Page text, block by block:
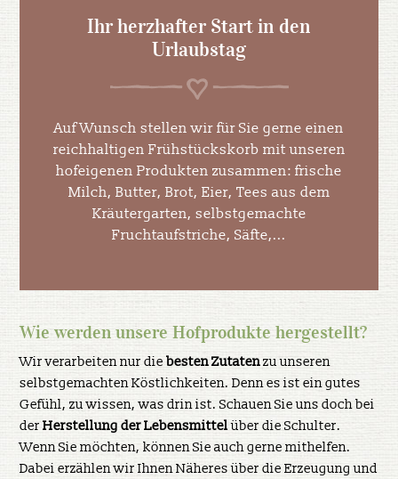
Ihr herzhafter Start in den
Urlaubstag
Auf Wunsch stellen wir für Sie gerne einen
reichhaltigen Frühstückskorb mit unseren
hofeigenen Produkten zusammen: frische
Milch, Butter, Brot, Eier, Tees aus dem
Kräutergarten, selbstgemachte
Fruchtaufstriche, Säfte,...
Wie werden unsere Hofprodukte hergestellt?
Wir verarbeiten nur diebesten Zutatenzu unseren
selbstgemachten Köstlichkeiten. Denn es ist ein gutes
Gefühl, zu wissen, was drin ist. Schauen Sie uns doch bei
derHerstellung der Lebensmittelüber die Schulter.
Wenn Sie möchten, können Sie auch gerne mithelfen.
Dabei erzählen wir Ihnen Näheres über die Erzeugung und